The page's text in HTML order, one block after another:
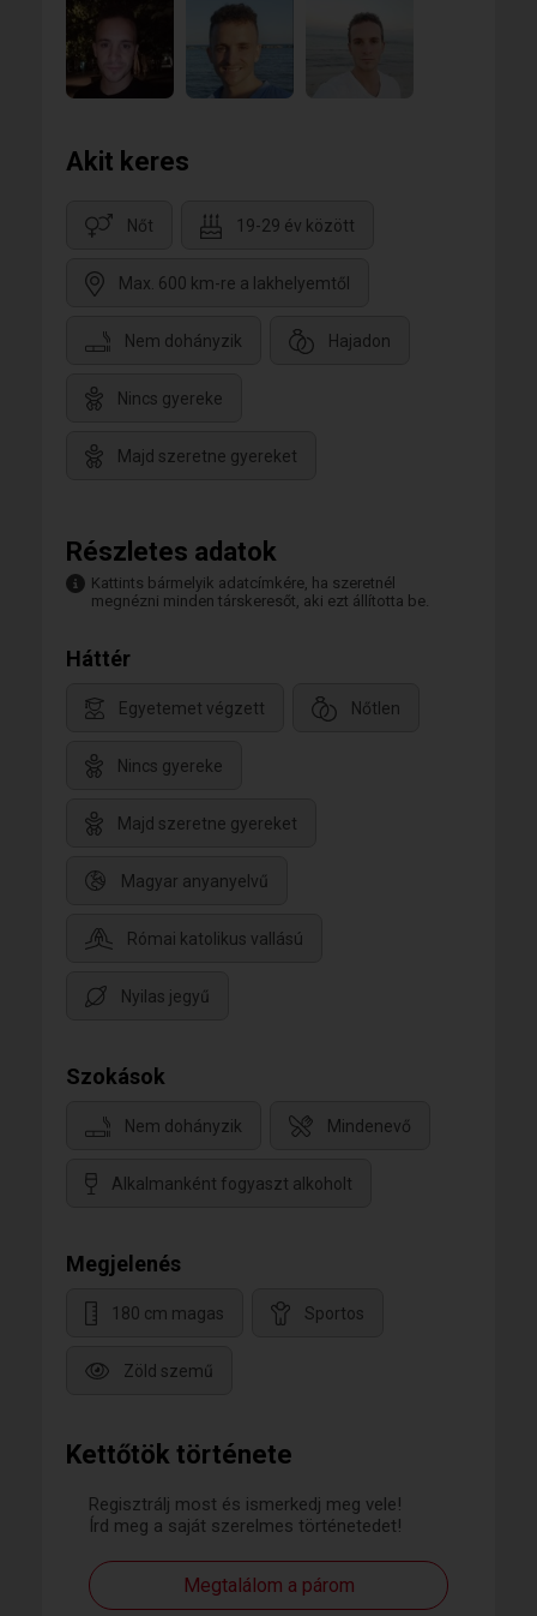
Kettőtök története
Regisztrálj most és ismerkedj meg vele!
Írd meg a saját szerelmes történetedet!
Megtalálom a párom
Akit keres
Nőt 19-29 év között
Max. 600 km-re a lakhelyemtől
Nem dohányzik Hajadon
Nincs gyereke
Majd szeretne gyereket
Részletes adatok
Kattints bármelyik adatcímkére, ha szeretnél
megnézni minden társkeresőt, aki ezt állította be.
Háttér
Egyetemet végzett Nőtlen
Nincs gyereke
Majd szeretne gyereket
Magyar anyanyelvű
Római katolikus vallású
Nyilas jegyű
Szokások
Nem dohányzik Mindenevő
Alkalmanként fogyaszt alkoholt
Megjelenés
180 cm magas Sportos
Zöld szemű